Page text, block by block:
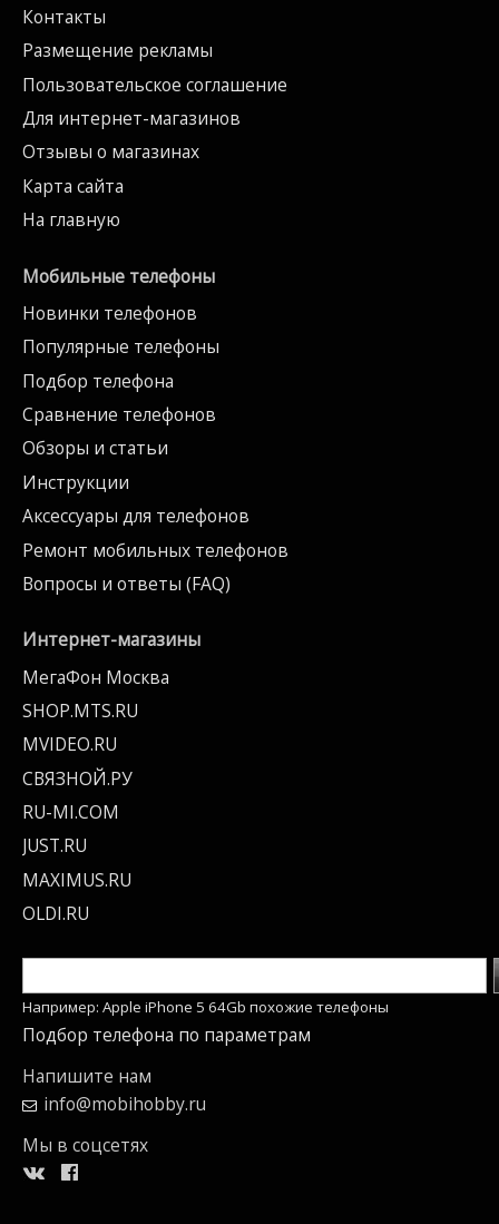
Контакты
Размещение рекламы
Пользовательское соглашение
Для интернет-магазинов
Отзывы о магазинах
Карта сайта
На главную
Мобильные телефоны
Новинки телефонов
Популярные телефоны
Подбор телефона
Сравнение телефонов
Обзоры и статьи
Инструкции
Аксессуары для телефонов
Ремонт мобильных телефонов
Вопросы и ответы (FAQ)
Интернет-магазины
МегаФон Москва
SHOP.MTS.RU
MVIDEO.RU
СВЯЗНОЙ.РУ
RU-MI.COM
JUST.RU
MAXIMUS.RU
OLDI.RU
Например: Apple iPhone 5 64Gb похожие телефоны
Подбор телефона по параметрам
Напишите нам
info@mobihobby.ru
Мы в соцсетях